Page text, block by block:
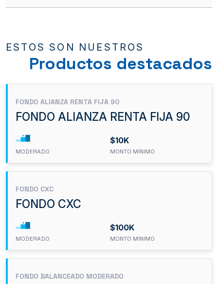
ESTOS SON NUESTROS
Productos destacados
FONDO ALIANZA RENTA FIJA 90
FONDO ALIANZA RENTA FIJA 90
MODERADO
$10K
MONTO MÍNIMO
FONDO CXC
FONDO CXC
MODERADO
$100K
MONTO MÍNIMO
FONDO BALANCEADO MODERADO